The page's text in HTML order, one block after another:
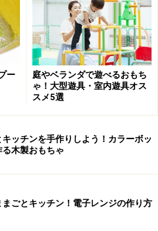
ー
庭やベランダで遊べるおもち
ゃ！大型遊具・室内遊具オス
スメ5選
キッチンを手作りしよう！カラーボッ
る木製おもちゃ
ごとキッチン！電子レンジの作り方